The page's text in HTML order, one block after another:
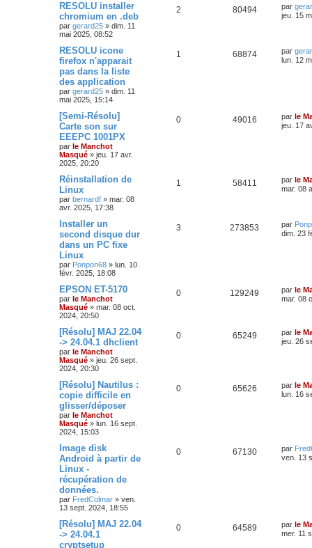
RESOLU installer
chromium en .deb
par gerard25 » dim. 11
mai 2025, 08:52
2 80494 par
jeu. 15
RESOLU icone
firefox n'apparait
pas dans la liste
des application
par gerard25 » dim. 11
mai 2025, 15:14
1 68874 par
lun. 12
[Semi-Résolu]
Carte son sur
EEEPC 1001PX
par le Manchot
Masqué » jeu. 17 avr.
2025, 20:20
0 49016 par le
jeu. 17
Réinstallation de
Linux
par bernardf » mar. 08
avr. 2025, 17:38
1 58411 par le
mar. 08
Installer un
second disque dur
dans un PC fixe
Linux
par Ponpon68 » lun. 10
févr. 2025, 18:08
3 273853 par
dim. 23
EPSON ET-5170
par le Manchot
Masqué » mar. 08 oct.
2024, 20:50
0 129249 par le
mar. 08
[Résolu] MAJ 22.04
-> 24.04.1 dhclient
par le Manchot
Masqué » jeu. 26 sept.
2024, 20:30
0 65249 par le
jeu. 26
[Résolu] Nautilus :
copie difficile en
glisser/déposer
par le Manchot
Masqué » lun. 16 sept.
2024, 15:03
0 65626 par le
lun. 16
Image disk
Android à partir de
Linux -
récupération de
données.
par FredColmar » ven.
13 sept. 2024, 18:55
0 67130 par
ven. 13
[Résolu] MAJ 22.04
-> 24.04.1
cryptsetup
0 64589 par le
mer. 11